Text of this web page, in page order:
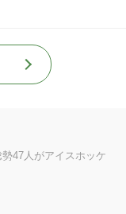
47人がアイスホッケ